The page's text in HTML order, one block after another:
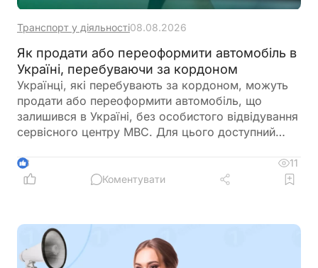
Транспорт у діяльності08.08.2026
Як продати або переоформити автомобіль в
Україні, перебуваючи за кордоном
Українці, які перебувають за кордоном, можуть
продати або переоформити автомобіль, що
залишився в Україні, без особистого відвідування
сервісного центру МВС. Для цього доступний
довіреності на уповноваженого представника
3
11
Коментувати